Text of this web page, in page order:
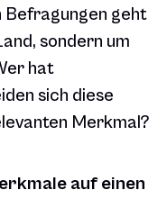
Befragungen geht
sondern um
hat
sich diese
Merkmal?
auf einen